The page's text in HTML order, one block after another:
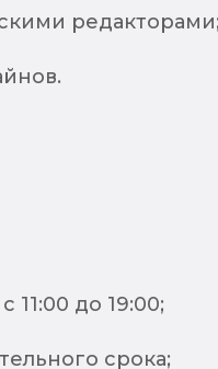
редакторами;
11:00 до 19:00;
срока;